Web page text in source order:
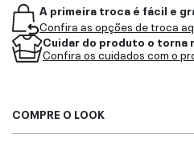
A primeira troca é fácil e
Confira as opções de troca
Cuidar do produto o torna
Confira os cuidados com o
COMPRE O LOOK